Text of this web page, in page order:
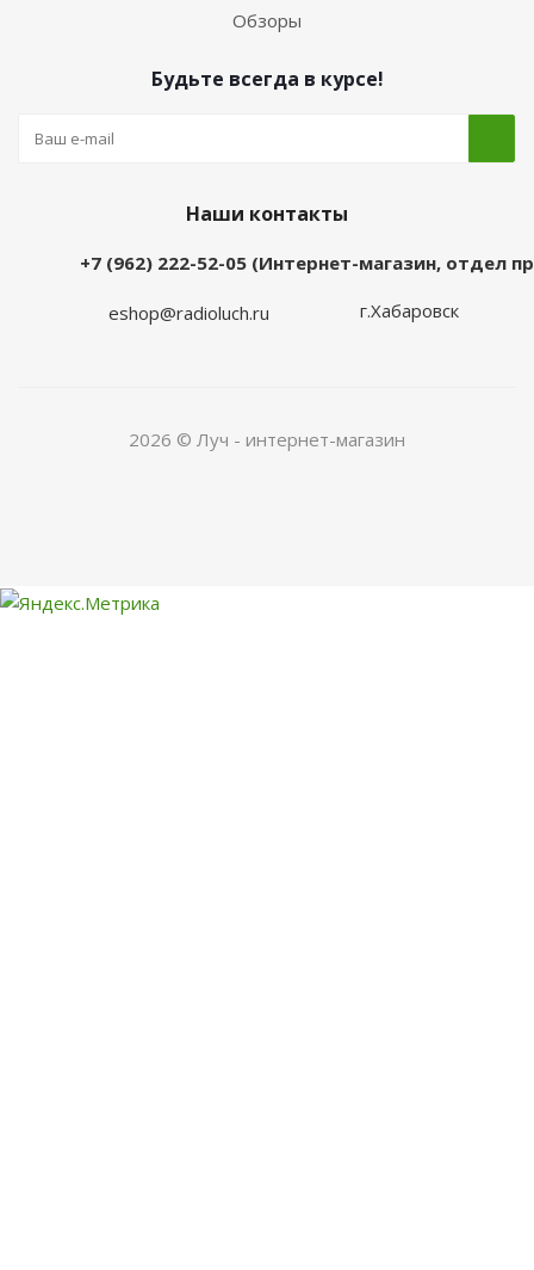
Обзоры
Будьте всегда в курсе!
Наши контакты
+7 (962) 222-52-05 (Интернет-магазин, отдел
eshop@radioluch.ru г.Хабаровск
2026 © Луч - интернет-магазин